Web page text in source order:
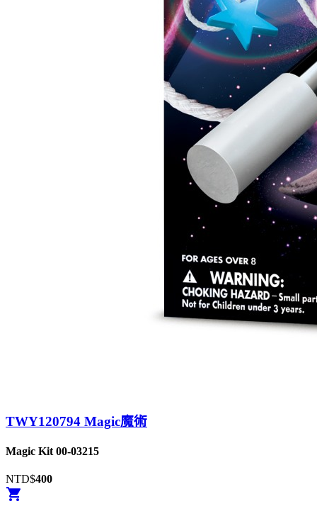
TWY120794 Magic魔術
Magic Kit 00-03215
NTD$400
shopping_cart